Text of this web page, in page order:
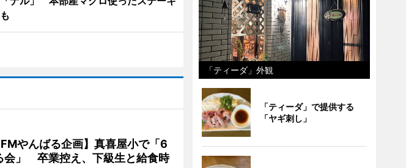
も
やんばる企画】真喜屋小で「6
会」 卒業控え、下級生と給食時
「ティーダ」外観
「ティーダ」で提供する
「ヤギ刺し」